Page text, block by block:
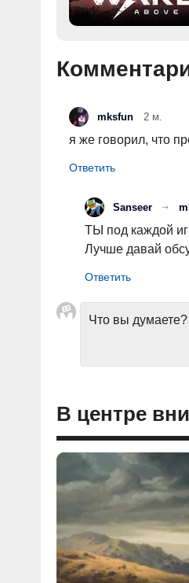
mksfun 2 м.
я же говорил, что
Sanseer
ТЫ под каждой
Лучше давай
Что вы думаете?
В центре